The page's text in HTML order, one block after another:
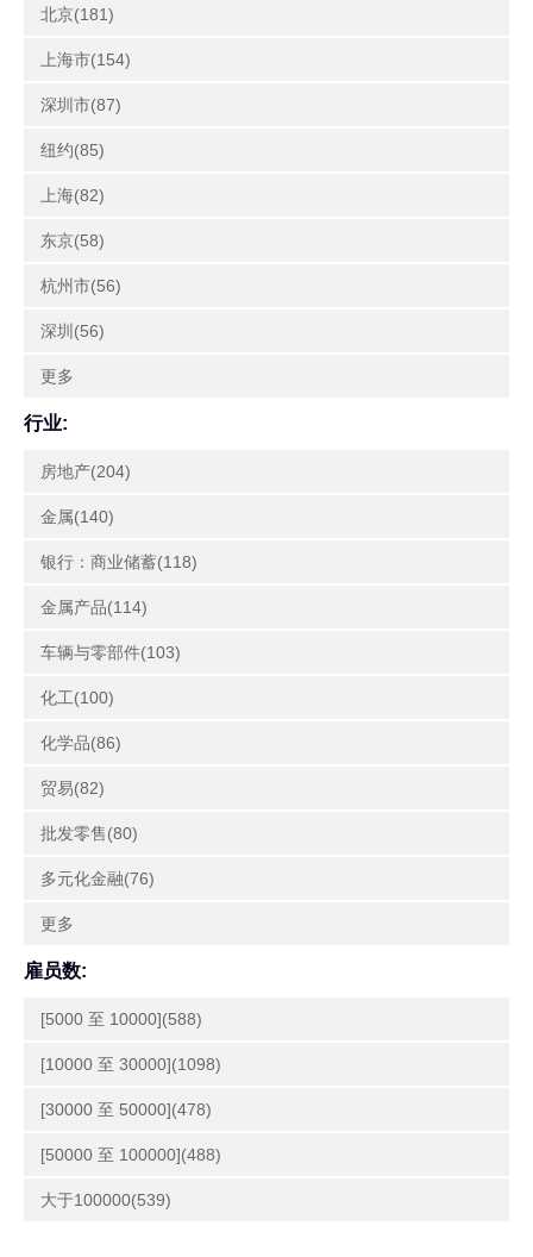
北京(181)
上海市(154)
深圳市(87)
纽约(85)
上海(82)
东京(58)
杭州市(56)
深圳(56)
更多
行业:
房地产(204)
金属(140)
银行：商业储蓄(118)
金属产品(114)
车辆与零部件(103)
化工(100)
化学品(86)
贸易(82)
批发零售(80)
多元化金融(76)
更多
雇员数:
[5000 至 10000](588)
[10000 至 30000](1098)
[30000 至 50000](478)
[50000 至 100000](488)
大于100000(539)